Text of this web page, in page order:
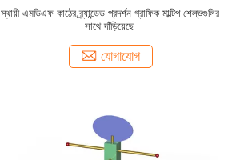
স্থায়ী এমডিএফ কাঠের ব্র্যান্ডেড প্রদর্শন গ্রাফিক মাল্টিপ শেল্ভগুলির
সাথে দাঁড়িয়েছে
যোগাযোগ